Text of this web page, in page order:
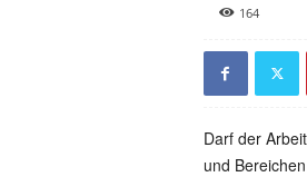
164
Darf der
und